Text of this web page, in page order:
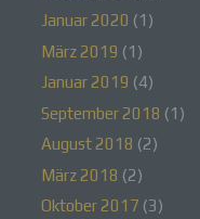
Januar 2020 (1)
März 2019 (1)
Januar 2019 (4)
September 2018 (1)
August 2018 (2)
März 2018 (2)
Oktober 2017 (3)
Kennung oder
besonderen
physischen,
psychischen,
identifiziert
b) betroffene